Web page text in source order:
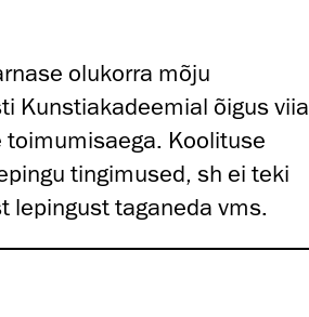
olukorra mõju
Kunstiakadeemial õigus viia
Koolituse
tingimused, sh ei teki
lepingust taganeda vms.